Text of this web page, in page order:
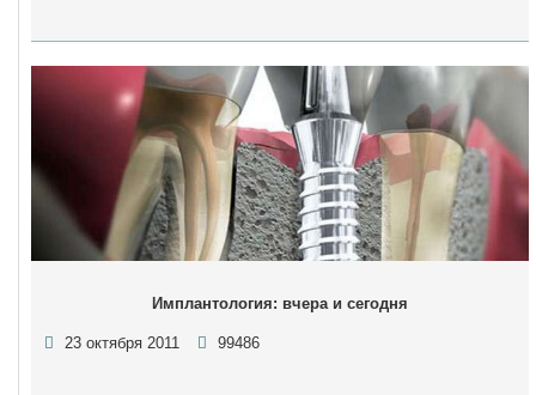
Имплантология: вчера и сегодня
23 октября 2011 99486